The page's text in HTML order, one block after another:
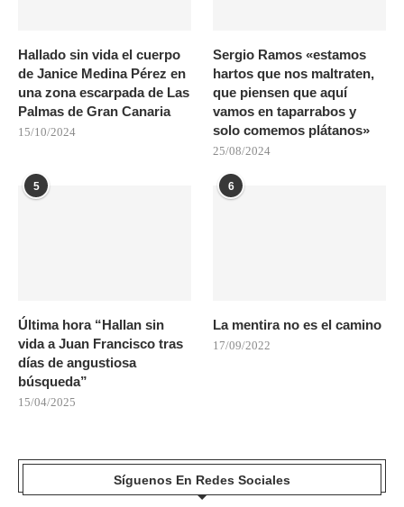
Hallado sin vida el cuerpo
de Janice Medina Pérez en
una zona escarpada de Las
Palmas de Gran Canaria
15/10/2024
Sergio Ramos «estamos
hartos que nos maltraten,
que piensen que aquí
vamos en taparrabos y
solo comemos plátanos»
25/08/2024
5
Última hora “Hallan sin
vida a Juan Francisco tras
días de angustiosa
búsqueda”
15/04/2025
6
La mentira no es el camino
17/09/2022
Síguenos En Redes Sociales